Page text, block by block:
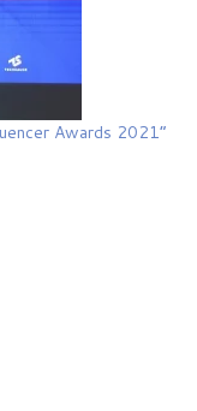
Awards 2021”